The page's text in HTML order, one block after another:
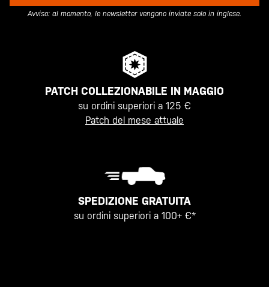
Avviso: al momento, le newsletter vengono inviate solo in inglese.
PATCH COLLEZIONABILE IN MAGGIO
su ordini superiori a 125 €
Patch del mese attuale
SPEDIZIONE GRATUITA
su ordini superiori a 100+ €*